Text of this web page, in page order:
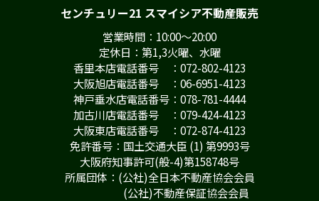
センチュリー21 スマイシア不動産販売
営業時間：10:00～20:00
定休日：第1,3火曜、水曜
香里本店電話番号 ：072-802-4123
大阪旭店電話番号 ：06-6951-4123
神戸垂水店電話番号：078-781-4444
加古川店電話番号 ：079-424-4123
大阪東店電話番号 ：072-874-4123
免許番号：国土交通大臣 (1) 第9993号
大阪府知事許可(般-4)第158748号
所属団体：(公社)全日本不動産協会会員
(公社)不動産保証協会会員